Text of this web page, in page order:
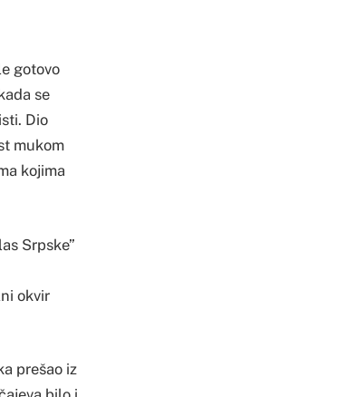
gotovo
se
Dio
mukom
kojima
Srpske”
okvir
prešao iz